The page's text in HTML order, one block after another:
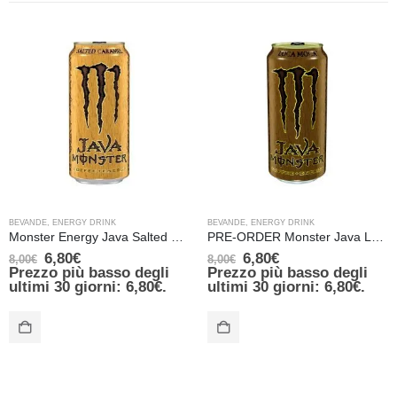
BEVANDE, ENERGY DRINK
Monster Energy Java Salted Caramel (TAB black) – 443 ml
8,00€ 6,80€
Prezzo più basso degli
ultimi 30 giorni: 6,80€.
BEVANDE, ENERGY DRINK
PRE-ORDER Monster Java Loca Moca Energy – USA – (TAB black) – 443 ml IN ARRIVO IL 28 Agosto
8,00€ 6,80€
Prezzo più basso degli
ultimi 30 giorni: 6,80€.